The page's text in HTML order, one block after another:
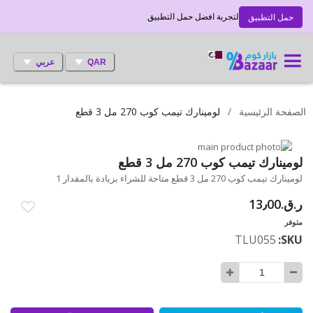
حمل التطبيق لتجربة افضل حمل التطبيق
QAR عربي
الصفحة الرئيسية لومينارك تيمب كوب 270 مل 3 قطع
انتقل
إلى
النهاية
معرض
الصور
تخطي
إلى
بداية
معرض
الصور
لومينارك تيمب كوب 270 مل 3 قطع
لومينارك تيمب كوب 270 مل 3 قطع متاحة للشراء بزيادة بالمقدار 1
ر.ق.‏13٫00
متوفر
SKU
TLU055